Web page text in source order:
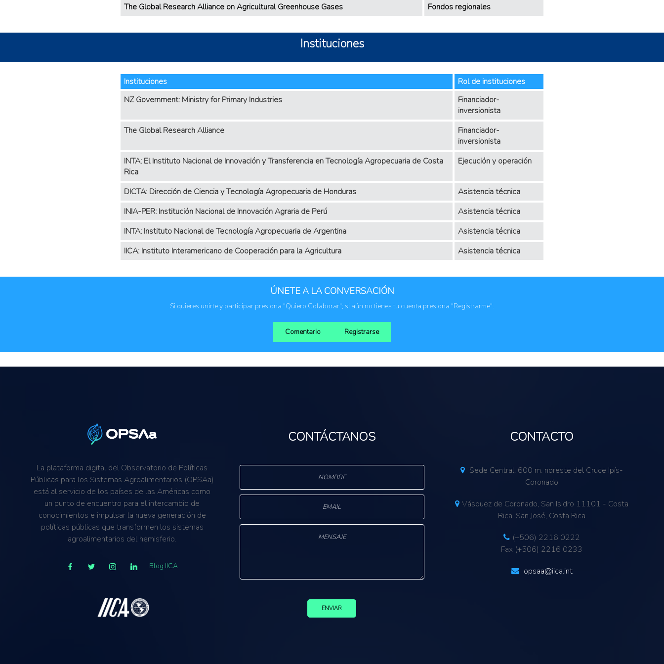
The Global Research Alliance on Agricultural Greenhouse Gases
Fondos regionales
Instituciones
Instituciones
Rol de instituciones
NZ Government: Ministry for Primary Industries
Financiador-
inversionista
The Global Research Alliance
Financiador-
inversionista
INTA: El Instituto Nacional de Innovación y Transferencia en Tecnología Agropecuaria de Costa
Rica
Ejecución y operación
DICTA: Dirección de Ciencia y Tecnología Agropecuaria de Honduras
Asistencia técnica
INIA-PER: Institución Nacional de Innovación Agraria de Perú
Asistencia técnica
INTA: Instituto Nacional de Tecnología Agropecuaria de Argentina
Asistencia técnica
IICA: Instituto Interamericano de Cooperación para la Agricultura
Asistencia técnica
ÚNETE A LA CONVERSACIÓN
Si quieres unirte y participar presiona "Quiero Colaborar"; si aún no tienes tu cuenta presiona "Registrarme".
Comentario Registrarse
La plataforma digital del Observatorio de Políticas
Públicas para los Sistemas Agroalimentarios (OPSAa)
está al servicio de los países de las Américas como
un punto de encuentro para el intercambio de
conocimientos e impulsar la nueva generación de
políticas públicas que transformen los sistemas
agroalimentarios del hemisferio.
Blog IICA
CONTÁCTANOS
ENVIAR
CONTACTO
Sede Central. 600 m. noreste del Cruce Ipís-
Coronado
Vásquez de Coronado, San Isidro 11101 - Costa
Rica. San José, Costa Rica
(+506) 2216 0222
Fax (+506) 2216 0233
opsaa@iica.int